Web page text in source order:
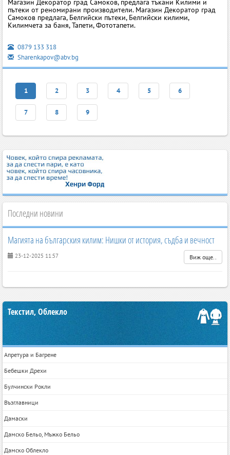
Магазин Декоратор град Самоков, предлага тъкани Килими и
пътеки от реномирани производители. Магазин Декоратор град
Самоков предлага, Белгийски пътеки, Белгийски килими,
Килимчета за баня, Тапети, Фототапети.
0879 133 318
Sharenkapov@abv.bg
1 2 3 4 5 6
7 8 9
Последни новини
Магията на българския килим: Нишки от история, съдба и вечност
23-12-2025 11:57 Виж още..
Текстил, Облекло
Апретура и Багрене
Бебешки Дрехи
Булчински Рокли
Възглавници
Дамаски
Дамско Бельо, Мъжко Бельо
Дамско Облекло